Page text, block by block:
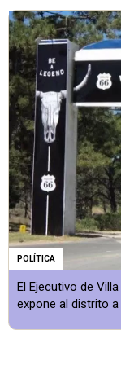
POLÍTICA
El Ejecutivo de
expone al distrito